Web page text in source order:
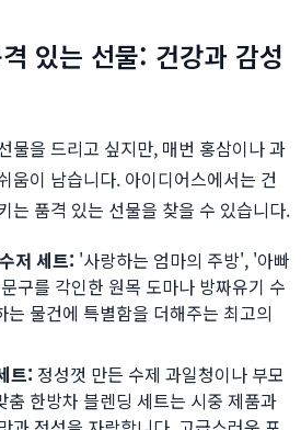
있는 선물: 건강과 감성
물을 드리고 싶지만, 매번 홍삼이나 과
움이 남습니다. 아이디어스에서는 건
는 품격 있는 선물을 찾을 수 있습니다.
저 세트: '사랑하는 엄마의 주방', '아빠
구를 각인한 원목 도마나 방짜유기 수
는 물건에 특별함을 더해주는 최고의
트: 정성껏 만든 수제 과일청이나 부모
춤 한방차 블렌딩 세트는 시중 제품과